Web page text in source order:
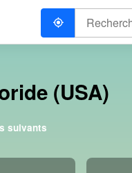
(USA)
suivants